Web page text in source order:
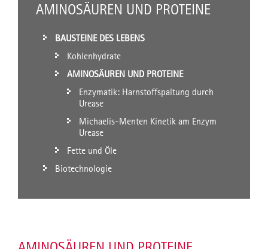
AMINOSÄUREN UND PROTEINE
BAUSTEINE DES LEBENS
Kohlenhydrate
AMINOSÄUREN UND PROTEINE
Enzymatik: Harnstoffspaltung durch
Urease
Michaelis-Menten Kinetik am Enzym
Urease
Fette und Öle
Biotechnologie